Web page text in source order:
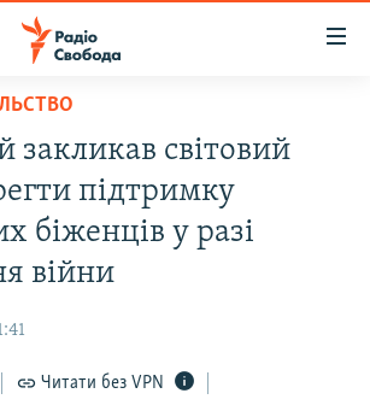
закликав світовий
підтримку
біженців у разі
війни
Читати без VPN